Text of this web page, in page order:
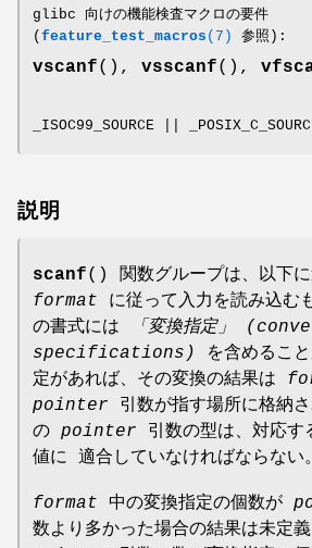
glibc 向けの機能検査マクロの要件
( feature_test_macros (7) 参照):
vscanf(), vsscanf(),
_ISOC99_SOURCE ||
説明
scanf() 関数グループは、以下に
format に従って入力を読み込む
の書式には
「変換指定」
specifications)
を含めるこ
定があれば、その変換の結果は
pointer 引数が指す場所に格納
の pointer 引数の型は、対応す
値に 適合していなければならない。
format 中の変換指定の個数が
数より多かった場合の結果は未定義